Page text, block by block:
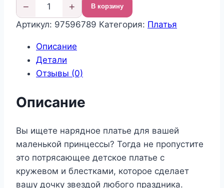
375,00 ₽
Количество
товара
нарядное
платье
− + В корзину
Артикул: 97596789 Категория: Платья
Описание
Детали
Отзывы (0)
Описание
Вы ищете нарядное платье для вашей
маленькой принцессы? Тогда не пропустите
это потрясающее детское платье с
кружевом и блестками, которое сделает
вашу дочку звездой любого праздника.